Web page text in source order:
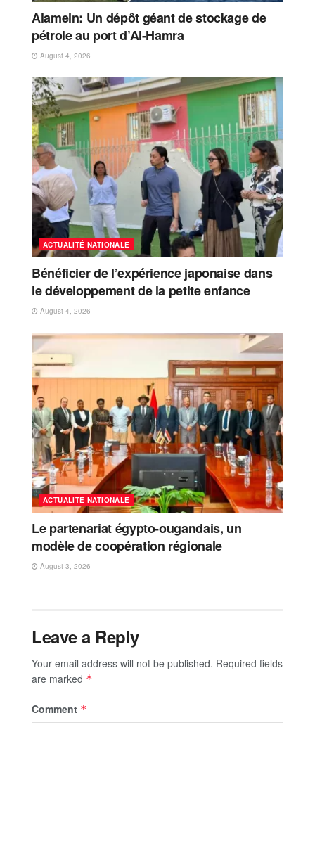
Alamein: Un dépôt géant de stockage de
pétrole au port d’Al-Hamra
August 4, 2026
ACTUALITÉ NATIONALE
Bénéficier de l’expérience japonaise dans
le développement de la petite enfance
August 4, 2026
ACTUALITÉ NATIONALE
Le partenariat égypto-ougandais, un
modèle de coopération régionale
August 3, 2026
Leave a Reply
Your email address will not be published. Required fields
are marked *
Comment *